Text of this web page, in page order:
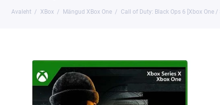
Avaleht XBox Mängud XBox One Call of Duty: Black Ops 6 [Xbox One /